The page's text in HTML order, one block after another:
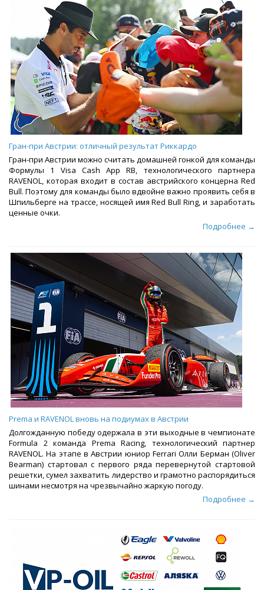
Гран-при Австрии: отличный результат Риккардо
Гран-при Австрии можно считать домашней гонкой для команды
Формулы 1 Visa Cash App RB, технологического партнера
RAVENOL, которая входит в состав австрийского концерна Red
Bull. Поэтому для команды было вдвойне важно проявить себя в
Шпильберге на трассе, носящей имя Red Bull Ring, и заработать
ценные очки.
Подробнее →
Prema и RAVENOL вновь на подиумах в Австрии
Долгожданную победу одержала в эти выходные в чемпионате
Formula 2 команда Prema Racing, технологический партнер
RAVENOL. На этапе в Австрии юниор Ferrari Олли Берман (Oliver
Bearman) стартовал с первого ряда перевернутой стартовой
решетки, сумел захватить лидерство и грамотно распорядиться
шинами несмотря на чрезвычайно жаркую погоду.
Подробнее →